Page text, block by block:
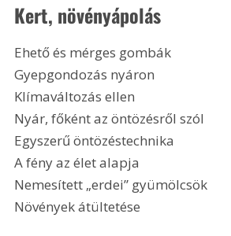
Kert, növényápolás
Ehető és mérges gombák
Gyepgondozás nyáron
Klímaváltozás ellen
Nyár, főként az öntözésről szól
Egyszerű öntözéstechnika
A fény az élet alapja
Nemesített „erdei” gyümölcsök
Növények átültetése